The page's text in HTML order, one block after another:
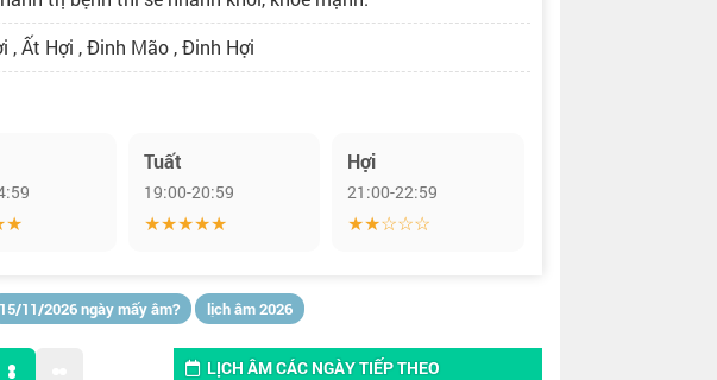
, Ất Hợi , Đinh Mão , Đinh Hợi
Tuất
19:00-20:59
★★★★★
Hợi
21:00-22:59
★★☆☆☆
15/11/2026 ngày mấy âm? lịch âm 2026
LỊCH ÂM CÁC NGÀY TIẾP THEO